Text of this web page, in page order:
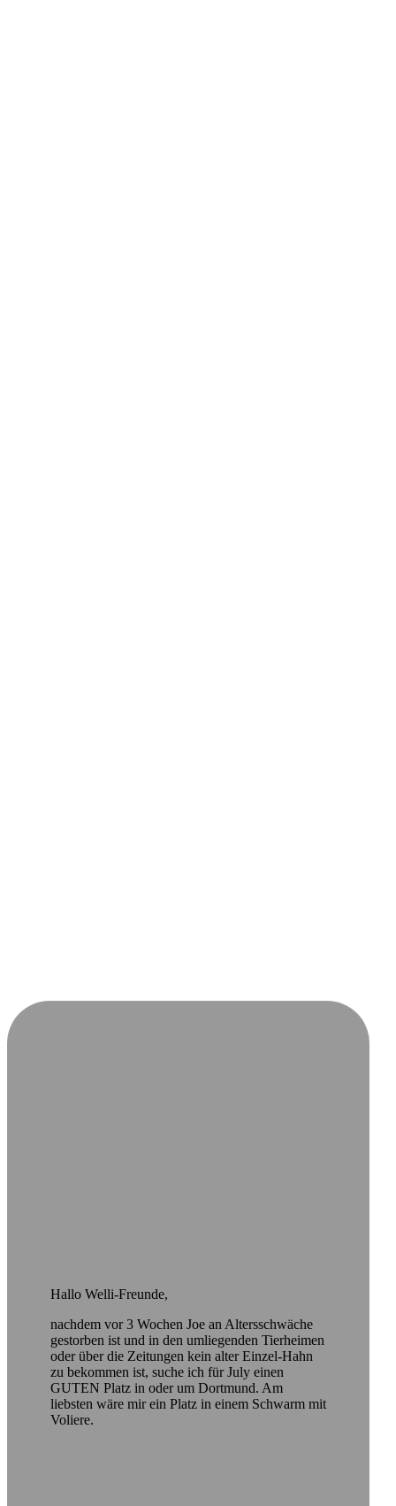
Hallo Welli-Freunde,
nachdem vor 3 Wochen Joe an Altersschwäche
gestorben ist und in den umliegenden Tierheimen
oder über die Zeitungen kein alter Einzel-Hahn
zu bekommen ist, suche ich für July einen
GUTEN Platz in oder um Dortmund. Am
liebsten wäre mir ein Platz in einem Schwarm mit
Voliere.